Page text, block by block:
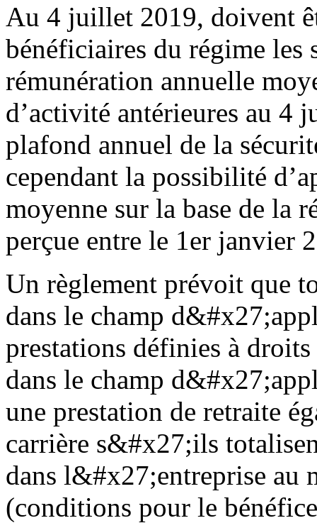
Au 4 juillet 2019, doivent
bénéficiaires du régime les
rémunération annuelle
d’activité antérieures au 4
plafond annuel de la
cependant la possibilité
moyenne sur la base de la
perçue entre le 1er janvier
Un règlement prévoit que
dans le champ
prestations définies à
dans le champ
une prestation de retraite
carrière s&#x27;ils
dans l&#x27;entreprise au
(conditions pour le